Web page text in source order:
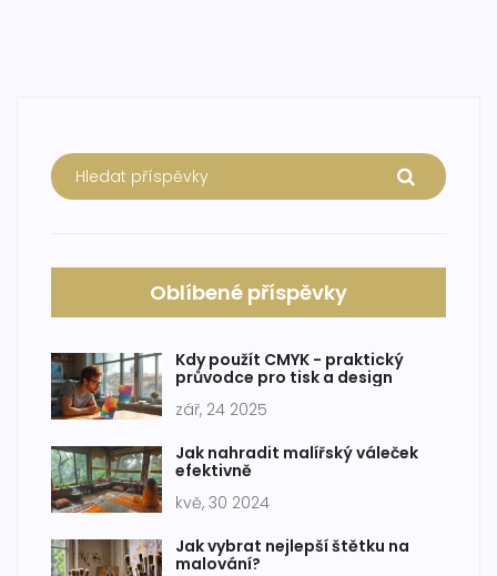
Oblíbené příspěvky
Kdy použít CMYK - praktický
průvodce pro tisk a design
zář, 24 2025
Jak nahradit malířský váleček
efektivně
kvě, 30 2024
Jak vybrat nejlepší štětku na
malování?